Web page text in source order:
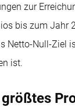
zur
bis zum Jahr
Netto-Null-Ziel
ist.